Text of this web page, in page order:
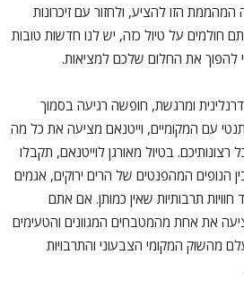
הזו להציע, ולחזור עם זיכרונות
חולמים על טיול כזה, יש לנו חדשות טובות
ומרגשת, חופשה רגיעה בסמוך
עם המקומיים, וייטנאם מציעה את כל מה
בטיול מאורגן לוייטנאם, תקבלו
המהפנטים של הרים ירוקים, אגמים
תרבותיות שאין כמותן. אם אתם
את אחת מהמטבחים המגוונים והטעימים
מהשוק המקומי הצבעוני והתרבויות